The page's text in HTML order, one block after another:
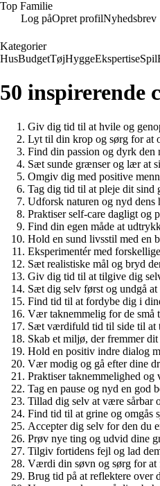
Top Familie
Log påOpret profilNyhedsbrev
Kategorier
HusBudgetTøjHyggeEkspertiseSpil
50 inspirerende
Giv dig tid til at hvile og
Lyt til din krop og sørg for at
Find din passion og dyrk den
Sæt sunde grænser og lær at
Omgiv dig med positive
Tag dig tid til at pleje dit sind
Udforsk naturen og nyd dens
Praktiser self-care dagligt og
Find din egen måde at
Hold en sund livsstil med en
Eksperimentér med
Sæt realistiske mål og bryd
Giv dig tid til at tilgive dig
Sæt dig selv først og undgå
Find tid til at fordybe dig i
Vær taknemmelig for de små
Sæt værdifuld tid til side til at
Skab et miljø, der fremmer
Hold en positiv indre dialog
Vær modig og gå efter dine
Praktiser taknemmelighed
Tag en pause og nyd en god
Tillad dig selv at være sårbar
Find tid til at grine og omgås
Accepter dig selv for den du
Prøv nye ting og udvid dine
Tilgiv fortidens fejl og lad
Værdi din søvn og sørg for at
Brug tid på at reflektere